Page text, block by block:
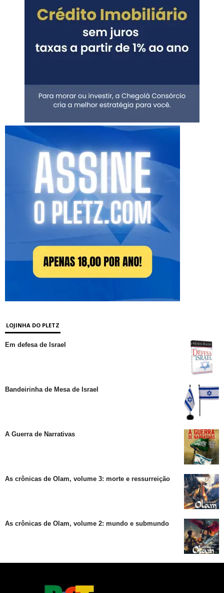
LOJINHA DO PLETZ
Em defesa de Israel
Bandeirinha de Mesa de Israel
A Guerra de Narrativas
As crônicas de Olam, volume 3: morte e ressurreição
As crônicas de Olam, volume 2: mundo e submundo